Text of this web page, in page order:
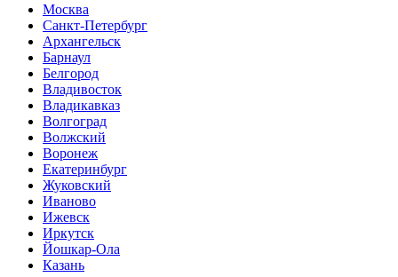
Москва
Санкт-Петербург
Архангельск
Барнаул
Белгород
Владивосток
Владикавказ
Волгоград
Волжский
Воронеж
Екатеринбург
Жуковский
Иваново
Ижевск
Иркутск
Йошкар-Ола
Казань